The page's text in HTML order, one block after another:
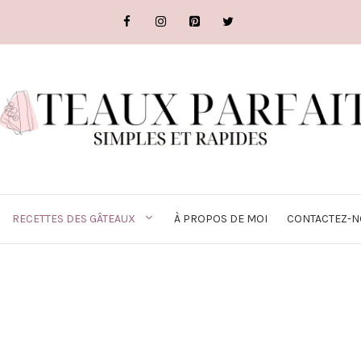
RECETTES DES GÂTEAUX À PROPOS DE MOI CONTACTEZ-